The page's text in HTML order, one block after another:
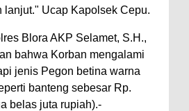
lanjut." Ucap Kapolsek Cepu.
Blora AKP Selamet, S.H.,
bahwa Korban mengalami
jenis Pegon betina warna
banteng sebesar Rp.
belas juta rupiah).-